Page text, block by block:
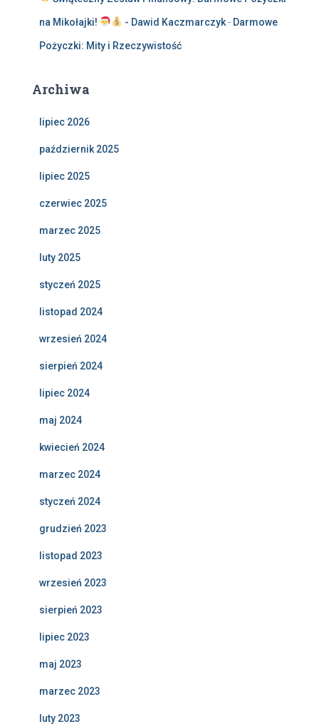
na Mikołajki! - Dawid Kaczmarczyk- Darmowe
Pożyczki: Mity i Rzeczywistość
Archiwa
lipiec 2026
październik 2025
lipiec 2025
czerwiec 2025
marzec 2025
luty 2025
styczeń 2025
listopad 2024
wrzesień 2024
sierpień 2024
lipiec 2024
maj 2024
kwiecień 2024
marzec 2024
styczeń 2024
grudzień 2023
listopad 2023
wrzesień 2023
sierpień 2023
lipiec 2023
maj 2023
marzec 2023
luty 2023